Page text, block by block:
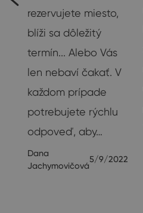
rezervujete miesto,
blíži sa dôležitý
termín... Alebo Vás
len nebaví čakať. V
každom prípade
potrebujete rýchlu
odpoveď, aby…
Dana
Jachymovičová
5/9/2022